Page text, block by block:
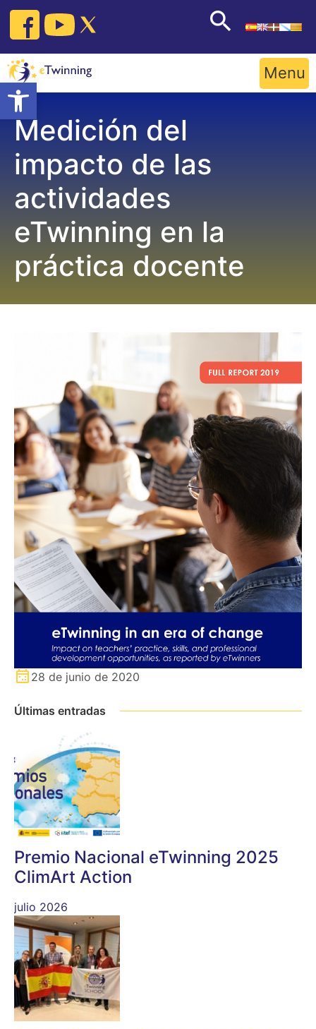
Open toolbar
Skip
content
Menu
Medición del
impacto de las
actividades
eTwinning en la
práctica docente
28 de junio de 2020
Últimas entradas
Premio Nacional eTwinning 2025
ClimArt Action
julio 2026